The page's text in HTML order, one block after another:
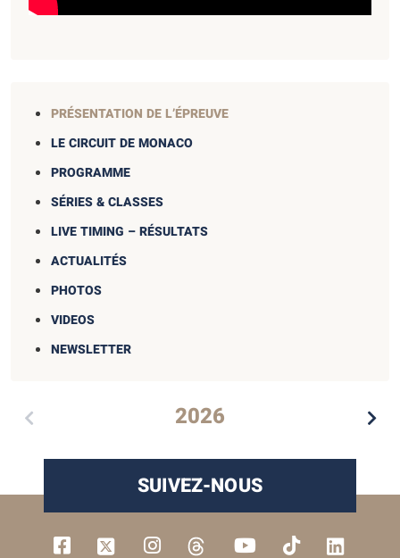
PRÉSENTATION DE L’ÉPREUVE
LE CIRCUIT DE MONACO
PROGRAMME
SÉRIES & CLASSES
LIVE TIMING – RÉSULTATS
ACTUALITÉS
PHOTOS
VIDEOS
NEWSLETTER
2026
SUIVEZ-NOUS